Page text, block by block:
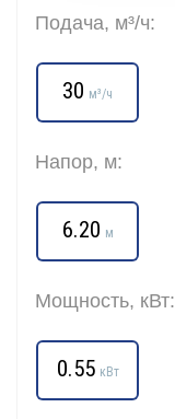
Подача, м³/ч:
30 м³/ч
Напор, м:
6.20 м
Мощность, кВт:
0.55 кВт